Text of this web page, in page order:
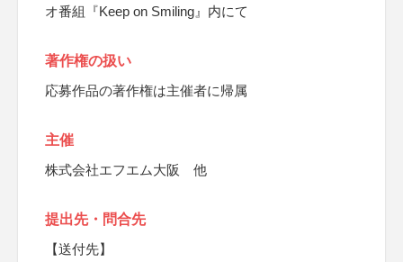
オ番組『Keep on Smiling』内にて
著作権の扱い
応募作品の著作権は主催者に帰属
主催
株式会社エフエム大阪 他
提出先・問合先
【送付先】